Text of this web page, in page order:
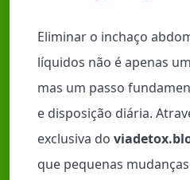
Eliminar o inchaço
líquidos não é apenas
mas um passo
e disposição diária.
exclusiva do
que pequenas